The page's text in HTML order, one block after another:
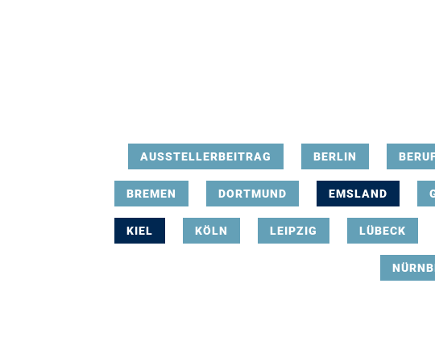
AUSSTELLERBEITRAG BERLIN
BREMEN DORTMUND EMSLAND
KIEL KÖLN LEIPZIG LÜBECK